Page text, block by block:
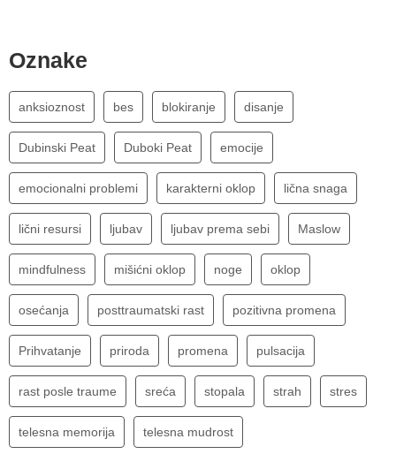
Oznake
anksioznost bes blokiranje disanje
Dubinski Peat Duboki Peat emocije
emocionalni problemi karakterni oklop lična snaga
lični resursi ljubav ljubav prema sebi Maslow
mindfulness mišićni oklop noge oklop
osećanja posttraumatski rast pozitivna promena
Prihvatanje priroda promena pulsacija
rast posle traume sreća stopala strah stres
telesna memorija telesna mudrost